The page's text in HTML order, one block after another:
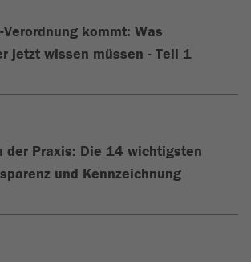
Verordnung kommt: Was
jetzt wissen müssen - Teil 1
der Praxis: Die 14 wichtigsten
und Kennzeichnung